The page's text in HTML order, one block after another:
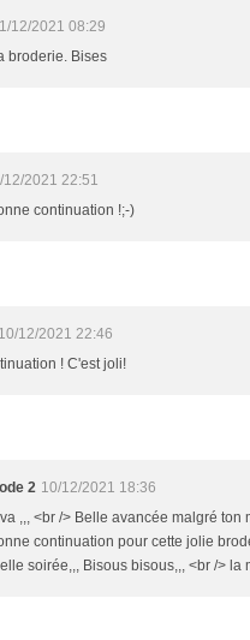
12/2021 08:29
broderie. Bises
12/2021 22:51
continuation !;-)
10/12/2021 22:46
! C'est joli!
2 10/12/2021 18:36
,,, <br /> Belle avancée malgré ton
continuation pour cette jolie
soirée,,, Bisous bisous,,, <br /> la